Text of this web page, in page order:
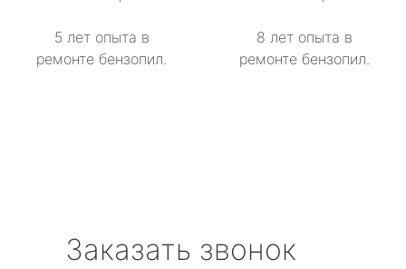
5 лет опыта в
ремонте бензопил.
8 лет опыта в
ремонте бензопил.
Заказать звонок